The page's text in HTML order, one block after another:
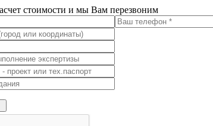
стоимости и мы Вам перезвоним